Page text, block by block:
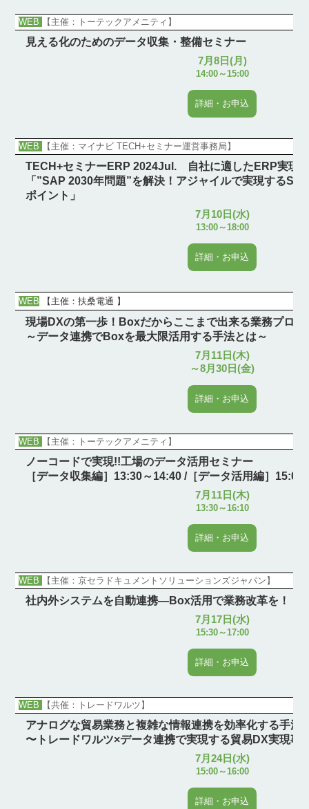
WEB 【主催：トーテックアメニティ】
見える化のためのデータ収集・整備セミナー
7月8日(月)
14:00～15:00
詳細・お申込
WEB 【主催：マイナビ TECH+セミナー運営事務局】
TECH+セミナーERP 2024Jul. 自社に適したERP実現
「”SAP 2030年問題”を解決！アジャイルで実現する
ポイント」
7月10日(水)
13:00～18:00
詳細・お申込
WEB 【主催：扶桑電通 】
現場DXの第一歩！Boxだからここまで出来る業務プロセ
～データ連携でBoxを最大限活用する手法とは～
7月11日(木)
～8月30日(金)
詳細・お申込
WEB 【主催：トーテックアメニティ】
ノーコードで実現!!工場のデータ活用セミナー
［データ収集編］13:30～14:40 /［データ活用編］15:00
7月11日(木)
13:30～16:10
詳細・お申込
WEB 【主催：京セラドキュメントソリューションズジャパン】
社内外システムを自動連携―Box活用で業務改革を！
7月17日(水)
15:30～17:00
詳細・お申込
WEB 【共催：トレードワルツ】
アナログな貿易業務と複雑な情報連携を効率化する手法
〜トレードワルツ×データ連携で実現する貿易DX実現事
7月24日(水)
15:00～16:00
詳細・お申込